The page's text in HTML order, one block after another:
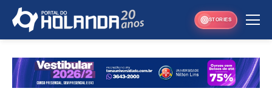
STORIES